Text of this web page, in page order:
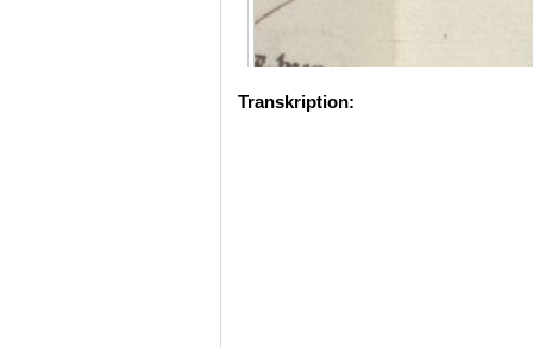
Transkription: